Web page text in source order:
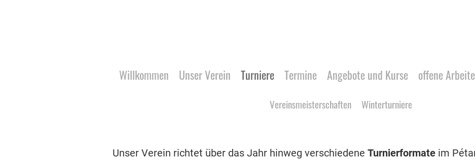
Willkommen Unser Verein Turniere Termine Angebote und Kurse offene
Vereinsmeisterschaften Winterturniere
Unser Verein richtet über das Jahr hinweg verschiedene Turnierformate im